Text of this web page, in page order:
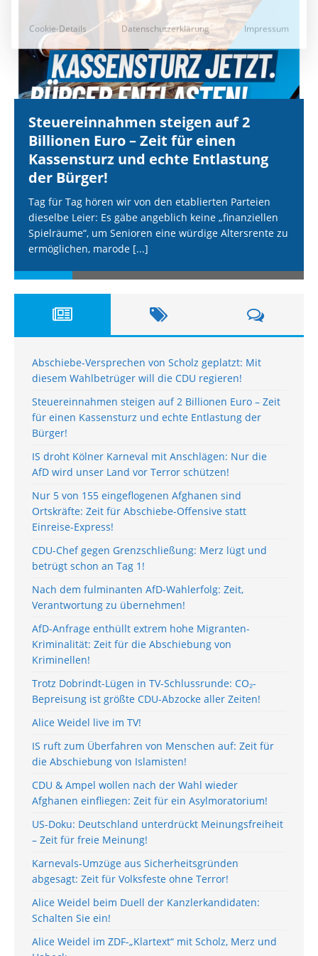
Steuereinnahmen steigen auf 2
Billionen Euro – Zeit für einen
Kassensturz und echte Entlastung
der Bürger!
Tag für Tag hören wir von den etablierten Parteien
dieselbe Leier: Es gäbe angeblich keine „finanziellen
Spielräume“, um Senioren eine würdige Altersrente zu
ermöglichen, marode [...]
Abschiebe-Versprechen von Scholz geplatzt: Mit
diesem Wahlbetrüger will die CDU regieren!
Steuereinnahmen steigen auf 2 Billionen Euro – Zeit
für einen Kassensturz und echte Entlastung der
Bürger!
IS droht Kölner Karneval mit Anschlägen: Nur die
AfD wird unser Land vor Terror schützen!
Nur 5 von 155 eingeflogenen Afghanen sind
Ortskräfte: Zeit für Abschiebe-Offensive statt
Einreise-Express!
CDU-Chef gegen Grenzschließung: Merz lügt und
betrügt schon an Tag 1!
Nach dem fulminanten AfD-Wahlerfolg: Zeit,
Verantwortung zu übernehmen!
AfD-Anfrage enthüllt extrem hohe Migranten-
Kriminalität: Zeit für die Abschiebung von
Kriminellen!
Trotz Dobrindt-Lügen in TV-Schlussrunde: CO₂-
Bepreisung ist größte CDU-Abzocke aller Zeiten!
Alice Weidel live im TV!
IS ruft zum Überfahren von Menschen auf: Zeit für
die Abschiebung von Islamisten!
CDU & Ampel wollen nach der Wahl wieder
Afghanen einfliegen: Zeit für ein Asylmoratorium!
US-Doku: Deutschland unterdrückt Meinungsfreiheit
– Zeit für freie Meinung!
Karnevals-Umzüge aus Sicherheitsgründen
abgesagt: Zeit für Volksfeste ohne Terror!
Alice Weidel beim Duell der Kanzlerkandidaten:
Schalten Sie ein!
Alice Weidel im ZDF-„Klartext“ mit Scholz, Merz und